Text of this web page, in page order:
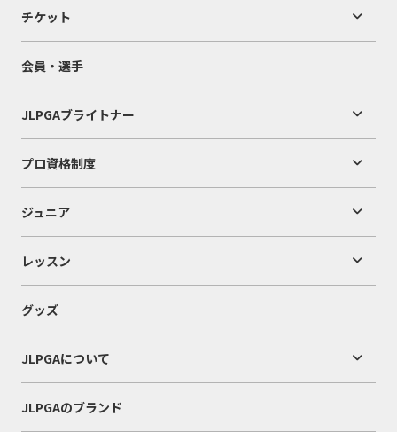
チケット
会員・選手
JLPGAブライトナー
プロ資格制度
ジュニア
レッスン
グッズ
JLPGAについて
JLPGAのブランド